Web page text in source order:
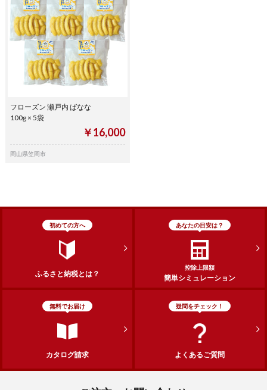
フローズン 瀬戸内 ばなな
100g × 5袋
￥16,000
岡山県笠岡市
初めての方へ
ふるさと納税とは？
あなたの目安は？
控除上限額
簡単シミュレーション
無料でお届け
カタログ請求
疑問をチェック！
よくあるご質問